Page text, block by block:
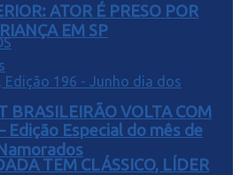
BRASILEIRÃO VOLTA COM
TEM CLÁSSICO, LÍDER
ATOR É PRESO POR
EM SP
Edição Especial do mês de